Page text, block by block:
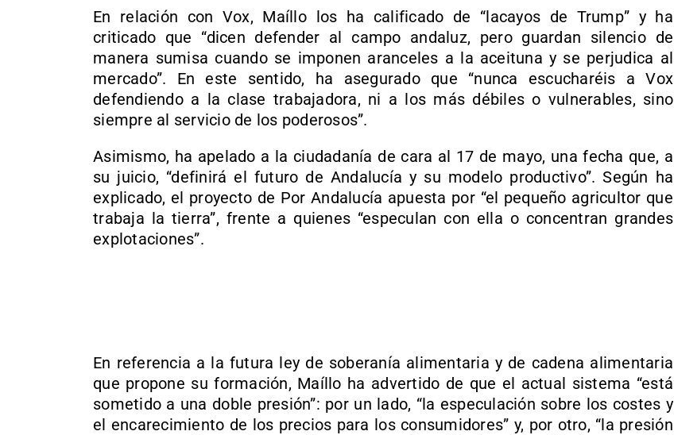
En relación con Vox, Maíllo los ha calificado de “lacayos de Trump” y ha
criticado que “dicen defender al campo andaluz, pero guardan silencio de
manera sumisa cuando se imponen aranceles a la aceituna y se perjudica al
mercado”. En este sentido, ha asegurado que “nunca escucharéis a Vox
defendiendo a la clase trabajadora, ni a los más débiles o vulnerables, sino
siempre al servicio de los poderosos”.
Asimismo, ha apelado a la ciudadanía de cara al 17 de mayo, una fecha que, a
su juicio, “definirá el futuro de Andalucía y su modelo productivo”. Según ha
explicado, el proyecto de Por Andalucía apuesta por “el pequeño agricultor que
trabaja la tierra”, frente a quienes “especulan con ella o concentran grandes
explotaciones”.
En referencia a la futura ley de soberanía alimentaria y de cadena alimentaria
que propone su formación, Maíllo ha advertido de que el actual sistema “está
sometido a una doble presión”: por un lado, “la especulación sobre los costes y
el encarecimiento de los precios para los consumidores” y, por otro, “la presión